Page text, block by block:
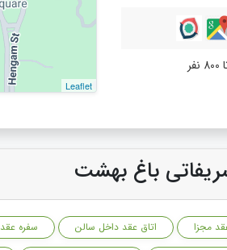
Leaflet
باغ بهشت
مجزا اتاق عقد داخل سالن سفره عقد